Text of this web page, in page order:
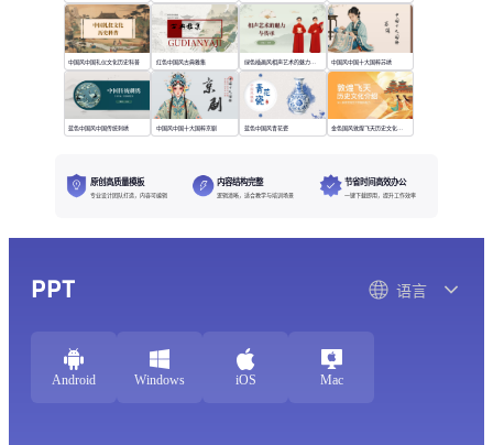
中国风中国礼仪文化历史科普 红色中国风古典雅集 绿色插画风相声艺术的魅力与传承 中国风中国十大国粹苏绣
蓝色中国风中国传统刺绣 中国风中国十大国粹京剧 蓝色中国风青花瓷 金色国风敦煌飞天历史文化介绍
原创高质量模板
专业设计团队打造，内容可编辑
内容结构完整
逻辑清晰，适合教学与培训场景
节省时间高效办公
一键下载即用，提升工作效率
PPT 语言
Android Windows iOS Mac